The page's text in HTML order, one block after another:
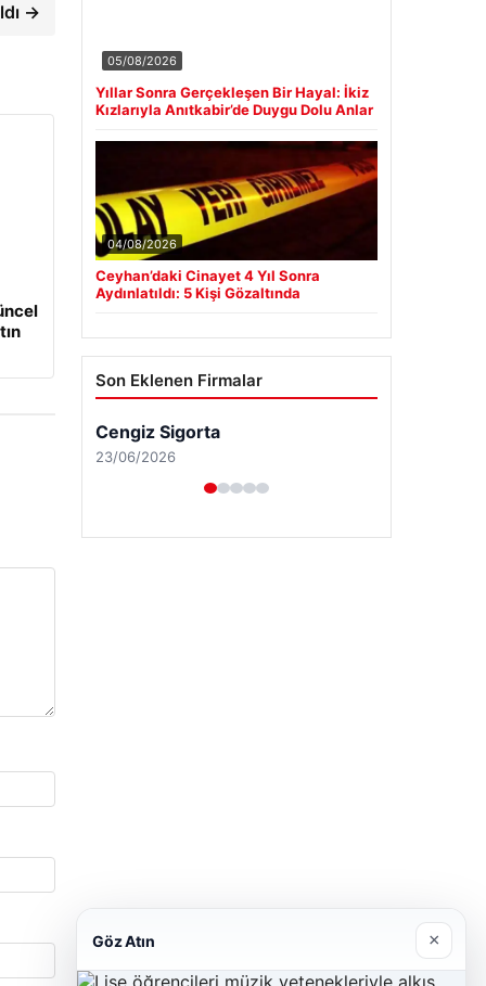
→
05/08/2026
Yıllar Sonra Gerçekleşen Bir Hayal: İkiz
Kızlarıyla Anıtkabir’de Duygu Dolu Anlar
04/08/2026
Ceyhan’daki Cinayet 4 Yıl Sonra
Aydınlatıldı: 5 Kişi Gözaltında
Son Eklenen Firmalar
Cengiz Sigorta
23/06/2026
Göz Atın ×